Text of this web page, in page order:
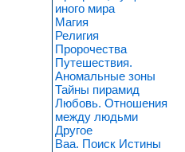
иного мира
Магия
Религия
Пророчества
Путешествия.
Аномальные зоны
Тайны пирамид
Любовь. Отношения
между людьми
Другое
Ваа. Поиск Истины